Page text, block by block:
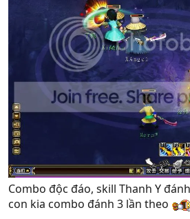
Combo độc đáo, skill Thanh Y
con kia combo đánh 3 lần theo